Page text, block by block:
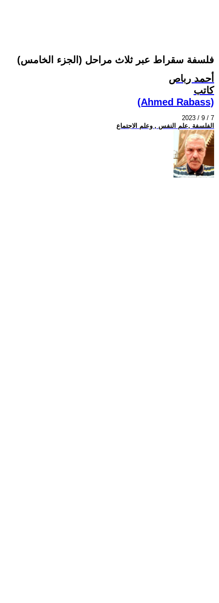
فلسفة سقراط عبر ثلاث مراحل (الجزء الخامس)
أحمد رباص
كاتب
(Ahmed Rabass)
2023 / 9 / 7
الفلسفة ,علم النفس , وعلم الاجتماع